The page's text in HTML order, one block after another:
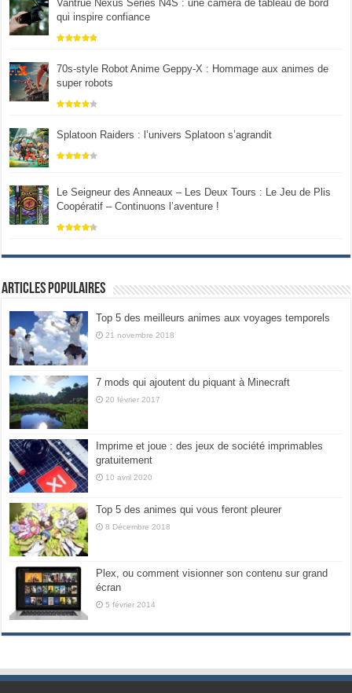
Vantrue Nexus Series N4S : une caméra de tableau de bord
qui inspire confiance
70s-style Robot Anime Geppy-X : Hommage aux animes de
super robots
Splatoon Raiders : l’univers Splatoon s’agrandit
Le Seigneur des Anneaux – Les Deux Tours : Le Jeu de Plis
Coopératif – Continuons l’aventure !
Articles populaires
Top 5 des meilleurs animes aux voyages temporels
21 novembre 2018
7 mods qui ajoutent du piquant à Minecraft
20 février 2017
Imprime et joue : des jeux de société imprimables
gratuitement
10 avril 2020
Top 5 des animes qui vous feront pleurer
8 Décembre 2018
Plex, ou comment visionner son contenu sur grand
écran
5 février 2014